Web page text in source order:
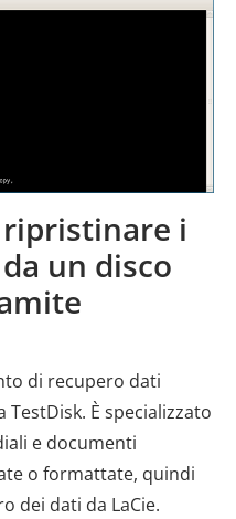
ripristinare i
un disco
di recupero dati
È specializzato
e documenti
o formattate, quindi
dei dati da LaCie.